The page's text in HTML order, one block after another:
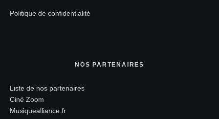
Politique de confidentialité
NOS PARTENAIRES
Liste de nos partenaires
Ciné Zoom
Musiquealliance.fr